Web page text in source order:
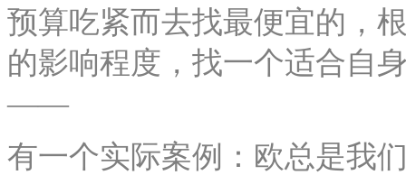
预算吃紧而去找最便宜的，
的影响程度，找一个适合自
——
有一个实际案例：欧总是我